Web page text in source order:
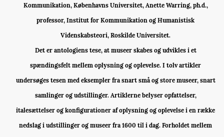
Kommunikation, Københavns Universitet, Anette Warring, ph.d.,
professor, Institut for Kommunikation og Humanistisk
Videnskabsteori, Roskilde Universitet.
Det er antologiens tese, at museer skabes og udvikles i et
spændingsfelt mellem oplysning og oplevelse. I tolv artikler
undersøges tesen med eksempler fra snart små og store museer, snart
samlinger og udstillinger. Artiklerne belyser opfattelser,
italesættelser og konfigurationer af oplysning og oplevelse i en række
nedslag i udstillinger og museer fra 1600 til i dag. Forholdet mellem